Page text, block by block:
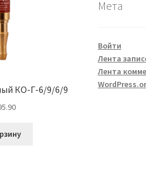
КО-Г-6/9/6/9
Мета
Войти
Лента
Лента